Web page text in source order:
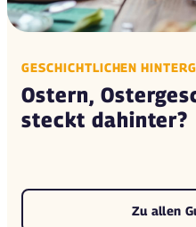
GESCHICHTLICHEN
Ostern,
steckt dahinter?
Zu allen